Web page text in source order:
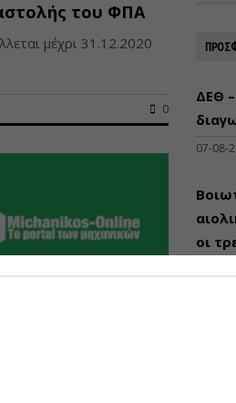
του ΦΠΑ
μέχρι 31.12.2020
0
ΔΕΘ
07-08-
οι